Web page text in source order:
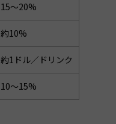
15〜20%
約10%
約1ドル／ドリンク
10〜15%